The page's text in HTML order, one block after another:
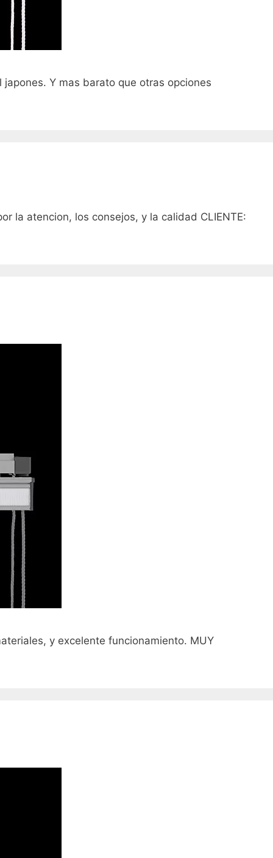
japones. Y mas barato que otras opciones
la atencion, los consejos, y la calidad CLIENTE:
y excelente funcionamiento. MUY